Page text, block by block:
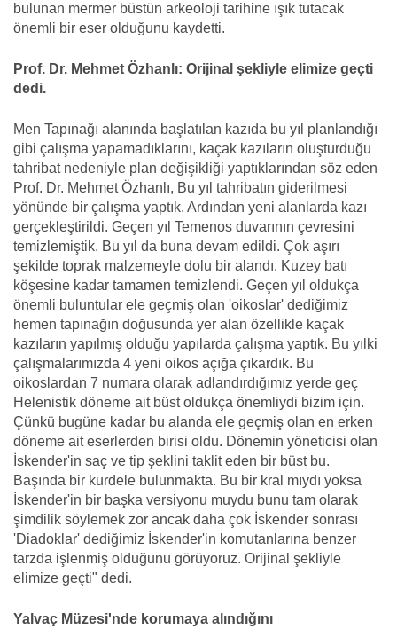
bulunan mermer büstün arkeoloji tarihine ışık tutacak
önemli bir eser olduğunu kaydetti.
Prof. Dr. Mehmet Özhanlı: Orijinal şekliyle elimize geçti
dedi.
Men Tapınağı alanında başlatılan kazıda bu yıl planlandığı
gibi çalışma yapamadıklarını, kaçak kazıların oluşturduğu
tahribat nedeniyle plan değişikliği yaptıklarından söz eden
Prof. Dr. Mehmet Özhanlı, Bu yıl tahribatın giderilmesi
yönünde bir çalışma yaptık. Ardından yeni alanlarda kazı
gerçekleştirildi. Geçen yıl Temenos duvarının çevresini
temizlemiştik. Bu yıl da buna devam edildi. Çok aşırı
şekilde toprak malzemeyle dolu bir alandı. Kuzey batı
köşesine kadar tamamen temizlendi. Geçen yıl oldukça
önemli buluntular ele geçmiş olan 'oikoslar' dediğimiz
hemen tapınağın doğusunda yer alan özellikle kaçak
kazıların yapılmış olduğu yapılarda çalışma yaptık. Bu yılki
çalışmalarımızda 4 yeni oikos açığa çıkardık. Bu
oikoslardan 7 numara olarak adlandırdığımız yerde geç
Helenistik döneme ait büst oldukça önemliydi bizim için.
Çünkü bugüne kadar bu alanda ele geçmiş olan en erken
döneme ait eserlerden birisi oldu. Dönemin yöneticisi olan
İskender'in saç ve tip şeklini taklit eden bir büst bu.
Başında bir kurdele bulunmakta. Bu bir kral mıydı yoksa
İskender'in bir başka versiyonu muydu bunu tam olarak
şimdilik söylemek zor ancak daha çok İskender sonrası
'Diadoklar' dediğimiz İskender'in komutanlarına benzer
tarzda işlenmiş olduğunu görüyoruz. Orijinal şekliyle
elimize geçti" dedi.
Yalvaç Müzesi'nde korumaya alındığını